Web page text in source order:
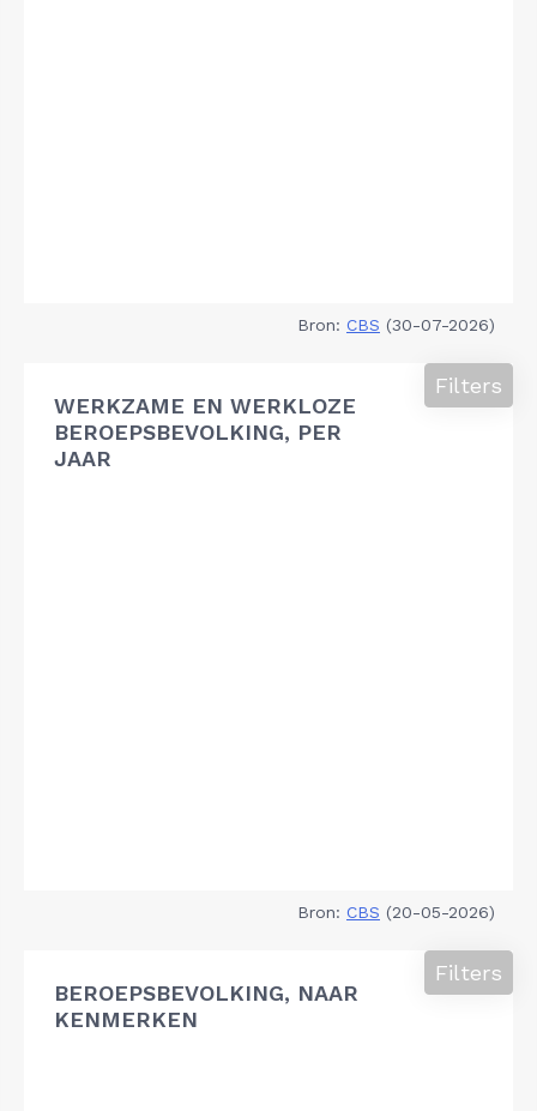
Bron: CBS (30-07-2026)
WERKZAME EN WERKLOZE
BEROEPSBEVOLKING, PER
JAAR
Filters
Bron: CBS (20-05-2026)
BEROEPSBEVOLKING, NAAR
KENMERKEN
Filters